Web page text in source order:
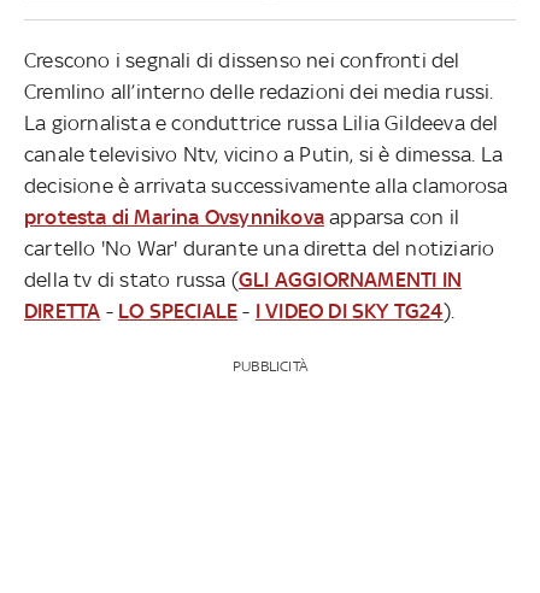
Crescono i segnali di dissenso nei confronti del
Cremlino all’interno delle redazioni dei media russi.
La giornalista e conduttrice russa Lilia Gildeeva del
canale televisivo Ntv, vicino a Putin, si è dimessa. La
decisione è arrivata successivamente alla clamorosa
protesta di Marina Ovsynnikova apparsa con il
cartello 'No War' durante una diretta del notiziario
della tv di stato russa (GLI AGGIORNAMENTI IN
DIRETTA - LO SPECIALE - I VIDEO DI SKY TG24).
PUBBLICITÀ